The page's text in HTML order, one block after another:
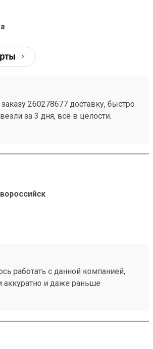
260278677 доставку, быстро
за 3 дня, всё в целости.
работать с данной компанией,
аккуратно и даже раньше